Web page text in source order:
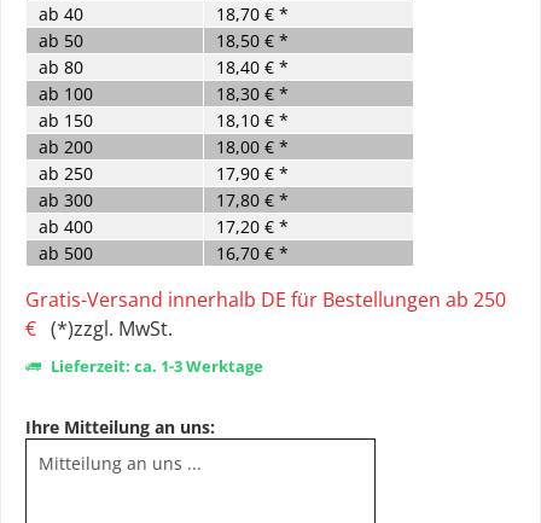
ab 40
18,70 € *
ab 50
18,50 € *
ab 80
18,40 € *
ab 100
18,30 € *
ab 150
18,10 € *
ab 200
18,00 € *
ab 250
17,90 € *
ab 300
17,80 € *
ab 400
17,20 € *
ab 500 16,70 € *
Gratis-Versand innerhalb DE für Bestellungen ab 250
€ (*)zzgl. MwSt.
Lieferzeit: ca. 1-3 Werktage
Ihre Mitteilung an uns: